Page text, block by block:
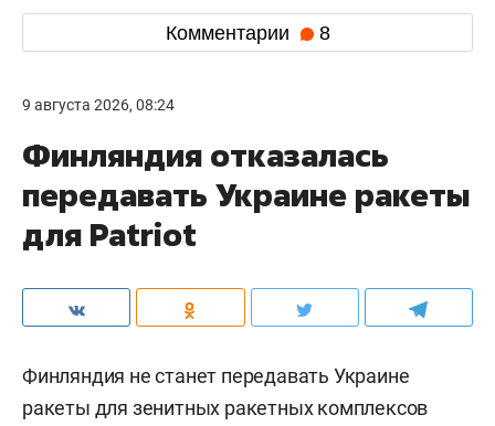
Комментарии 8
9 августа 2026, 08:24
Финляндия отказалась
передавать Украине ракеты
для Patriot
Финляндия не станет передавать Украине
ракеты для зенитных ракетных комплексов